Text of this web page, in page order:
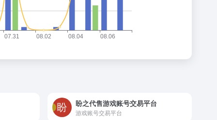
盼之代售游戏账号交易平台
游戏账号交易平台